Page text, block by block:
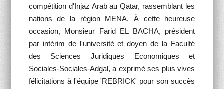
compétition d'Injaz Arab au Qatar, rassemblant les
nations de la région MENA. À cette heureuse
occasion, Monsieur Farid EL BACHA, président
par intérim de l'université et doyen de la Faculté
des Sciences Juridiques Economiques et
Sociales-Sociales-Adgal, a exprimé ses plus vives
félicitations à l'équipe 'REBRICK' pour son succès